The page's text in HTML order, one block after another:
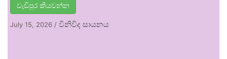
වැඩිපුර කියවන්න
July 15, 2026 / විනිවිද සායනය